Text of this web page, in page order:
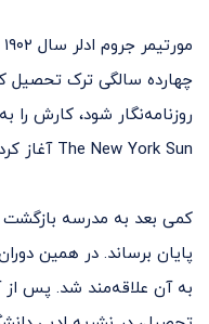
چهارده سالگی ترک تحصیل
روزنامه‌نگار شود، کارش را
The New York Sun آغاز کرد.
کمی بعد به مدرسه
پایان برساند. در همین
به آن علاقه‌مند شد. پس از